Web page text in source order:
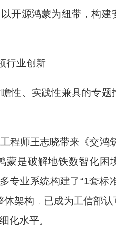
开源鸿蒙为纽带，构
行业创新
、实践性兼具的专题
师王志晓带来《交鸿
是破解地铁数智化困
专业系统构建了“1套
架构，已成为工信部
化水平。